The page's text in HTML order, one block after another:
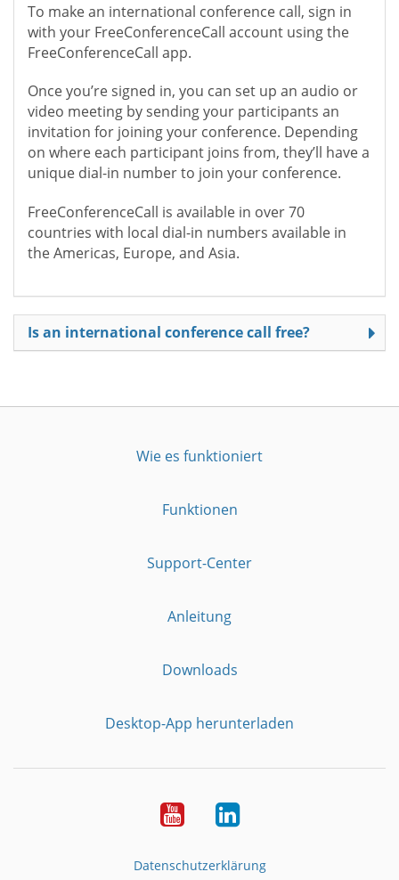
To make an international conference call, sign in
with your FreeConferenceCall account using the
FreeConferenceCall app.
Once you’re signed in, you can set up an audio or
video meeting by sending your participants an
invitation for joining your conference. Depending
on where each participant joins from, they’ll have a
unique dial-in number to join your conference.
FreeConferenceCall is available in over 70
countries with local dial-in numbers available in
the Americas, Europe, and Asia.
Is an international conference call free?
Wie es funktioniert
Funktionen
Support-Center
Anleitung
Downloads
Desktop-App herunterladen
YouTubeLinkedIn
Datenschutzerklärung